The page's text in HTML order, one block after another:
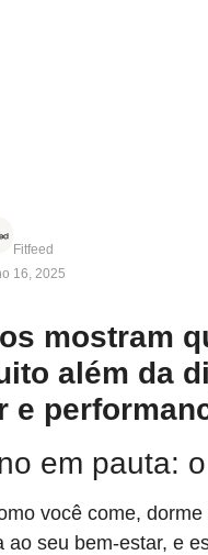
Fitfeed
16, 2025
mostram
além da
e
em pauta:
você come,
ao seu bem-estar, e